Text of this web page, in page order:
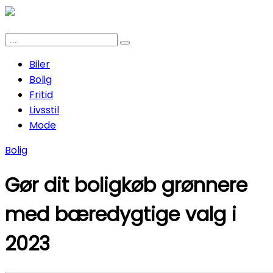
Biler
Bolig
Fritid
Livsstil
Mode
Bolig
Gør dit boligkøb grønnere
med bæredygtige valg i
2023